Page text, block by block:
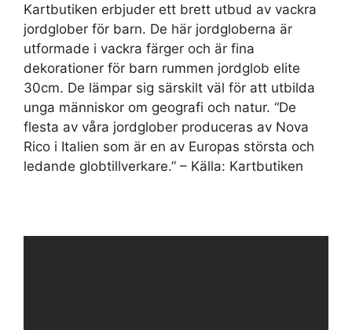
Kartbutiken erbjuder ett brett utbud av vackra
jordglober för barn. De här jordgloberna är
utformade i vackra färger och är fina
dekorationer för barn rummen jordglob elite
30cm. De lämpar sig särskilt väl för att utbilda
unga människor om geografi och natur. “De
flesta av våra jordglober produceras av Nova
Rico i Italien som är en av Europas största och
ledande globtillverkare.” – Källa: Kartbutiken